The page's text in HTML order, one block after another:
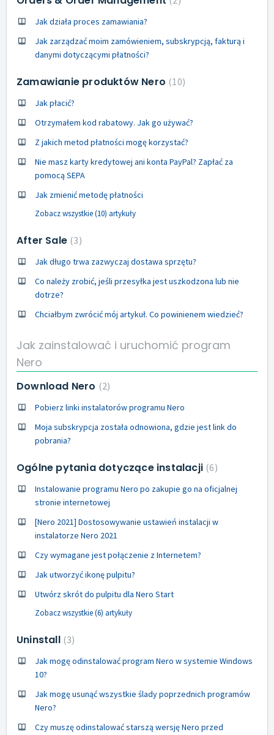
Jak działa proces zamawiania?
Jak zarządzać moim zamówieniem, subskrypcją, fakturą i
danymi dotyczącymi płatności?
Zamawianie produktów Nero 10
Jak płacić?
Otrzymałem kod rabatowy. Jak go używać?
Z jakich metod płatności mogę korzystać?
Nie masz karty kredytowej ani konta PayPal? Zapłać za
pomocą SEPA
Jak zmienić metodę płatności
Zobacz wszystkie (10) artykuły
After Sale 3
Jak długo trwa zazwyczaj dostawa sprzętu?
Co należy zrobić, jeśli przesyłka jest uszkodzona lub nie
dotrze?
Chciałbym zwrócić mój artykuł. Co powinienem wiedzieć?
Jak zainstalować i uruchomić program
Nero
Download Nero 2
Pobierz linki instalatorów programu Nero
Moja subskrypcja została odnowiona, gdzie jest link do
pobrania?
Ogólne pytania dotyczące instalacji 6
Instalowanie programu Nero po zakupie go na oficjalnej
stronie internetowej
[Nero 2021] Dostosowywanie ustawień instalacji w
instalatorze Nero 2021
Czy wymagane jest połączenie z Internetem?
Jak utworzyć ikonę pulpitu?
Utwórz skrót do pulpitu dla Nero Start
Zobacz wszystkie (6) artykuły
Uninstall 3
Jak mogę odinstalować program Nero w systemie Windows
10?
Jak mogę usunąć wszystkie ślady poprzednich programów
Nero?
Czy muszę odinstalować starszą wersję Nero przed